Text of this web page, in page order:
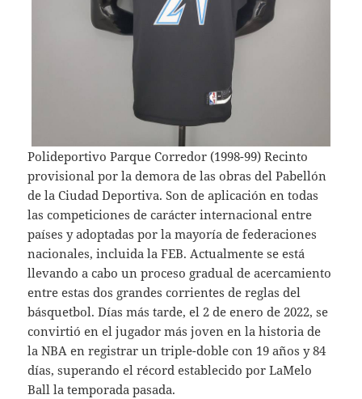
Polideportivo Parque Corredor (1998-99) Recinto
provisional por la demora de las obras del Pabellón
de la Ciudad Deportiva. Son de aplicación en todas
las competiciones de carácter internacional entre
países y adoptadas por la mayoría de federaciones
nacionales, incluida la FEB. Actualmente se está
llevando a cabo un proceso gradual de acercamiento
entre estas dos grandes corrientes de reglas del
básquetbol. Días más tarde, el 2 de enero de 2022, se
convirtió en el jugador más joven en la historia de
la NBA en registrar un triple-doble con 19 años y 84
días, superando el récord establecido por LaMelo
Ball la temporada pasada.